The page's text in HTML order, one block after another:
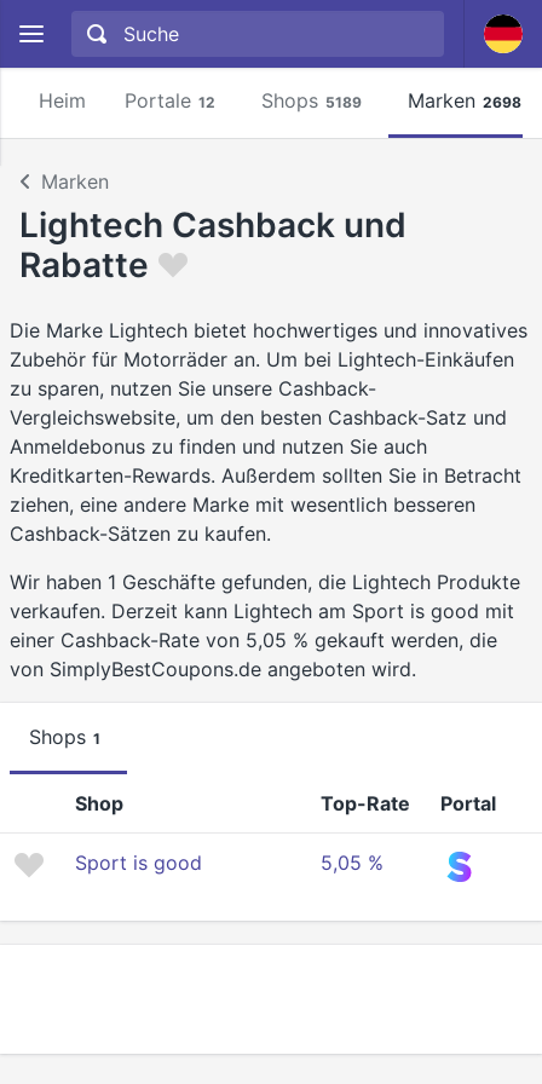
Heim Portale 12 Shops 5189 Marken 2698
Marken
Lightech Cashback und
Rabatte
Die Marke Lightech bietet hochwertiges und innovatives
Zubehör für Motorräder an. Um bei Lightech-Einkäufen
zu sparen, nutzen Sie unsere Cashback-
Vergleichswebsite, um den besten Cashback-Satz und
Anmeldebonus zu finden und nutzen Sie auch
Kreditkarten-Rewards. Außerdem sollten Sie in Betracht
ziehen, eine andere Marke mit wesentlich besseren
Cashback-Sätzen zu kaufen.
Wir haben 1 Geschäfte gefunden, die Lightech Produkte
verkaufen. Derzeit kann Lightech am Sport is good mit
einer Cashback-Rate von 5,05 % gekauft werden, die
von SimplyBestCoupons.de angeboten wird.
Shops 1
Shop Top-Rate Portal
Sport is good 5,05 %